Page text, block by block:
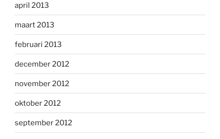
april 2013
maart 2013
februari 2013
december 2012
november 2012
oktober 2012
september 2012